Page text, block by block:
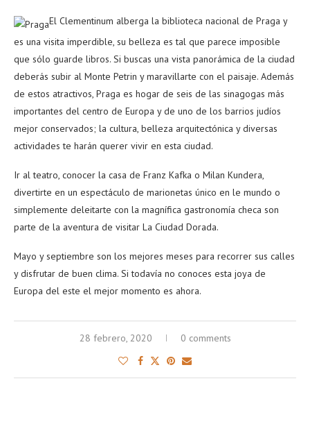
El Clementinum alberga la biblioteca nacional de Praga y
es una visita imperdible, su belleza es tal que parece imposible
que sólo guarde libros. Si buscas una vista panorámica de la ciudad
deberás subir al Monte Petrin y maravillarte con el paisaje. Además
de estos atractivos, Praga es hogar de seis de las sinagogas más
importantes del centro de Europa y de uno de los barrios judíos
mejor conservados; la cultura, belleza arquitectónica y diversas
actividades te harán querer vivir en esta ciudad.
Ir al teatro, conocer la casa de Franz Kafka o Milan Kundera,
divertirte en un espectáculo de marionetas único en le mundo o
simplemente deleitarte con la magnífica gastronomía checa son
parte de la aventura de visitar La Ciudad Dorada.
Mayo y septiembre son los mejores meses para recorrer sus calles
y disfrutar de buen clima. Si todavía no conoces esta joya de
Europa del este el mejor momento es ahora.
28 febrero, 2020 0 comments